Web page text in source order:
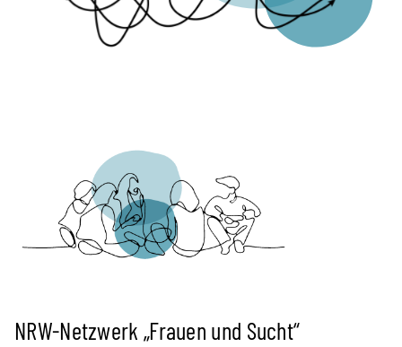
NRW-Netzwerk „Frauen und Sucht“